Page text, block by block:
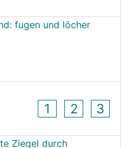
fugen und löcher
1 2 3
Ziegel durch